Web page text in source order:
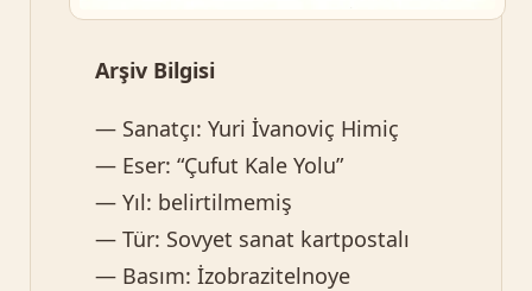
Arşiv Bilgisi
— Sanatçı: Yuri İvanoviç Himiç
— Eser: “Çufut Kale Yolu”
— Yıl: belirtilmemiş
— Tür: Sovyet sanat kartpostalı
— Basım: İzobrazitelnoye